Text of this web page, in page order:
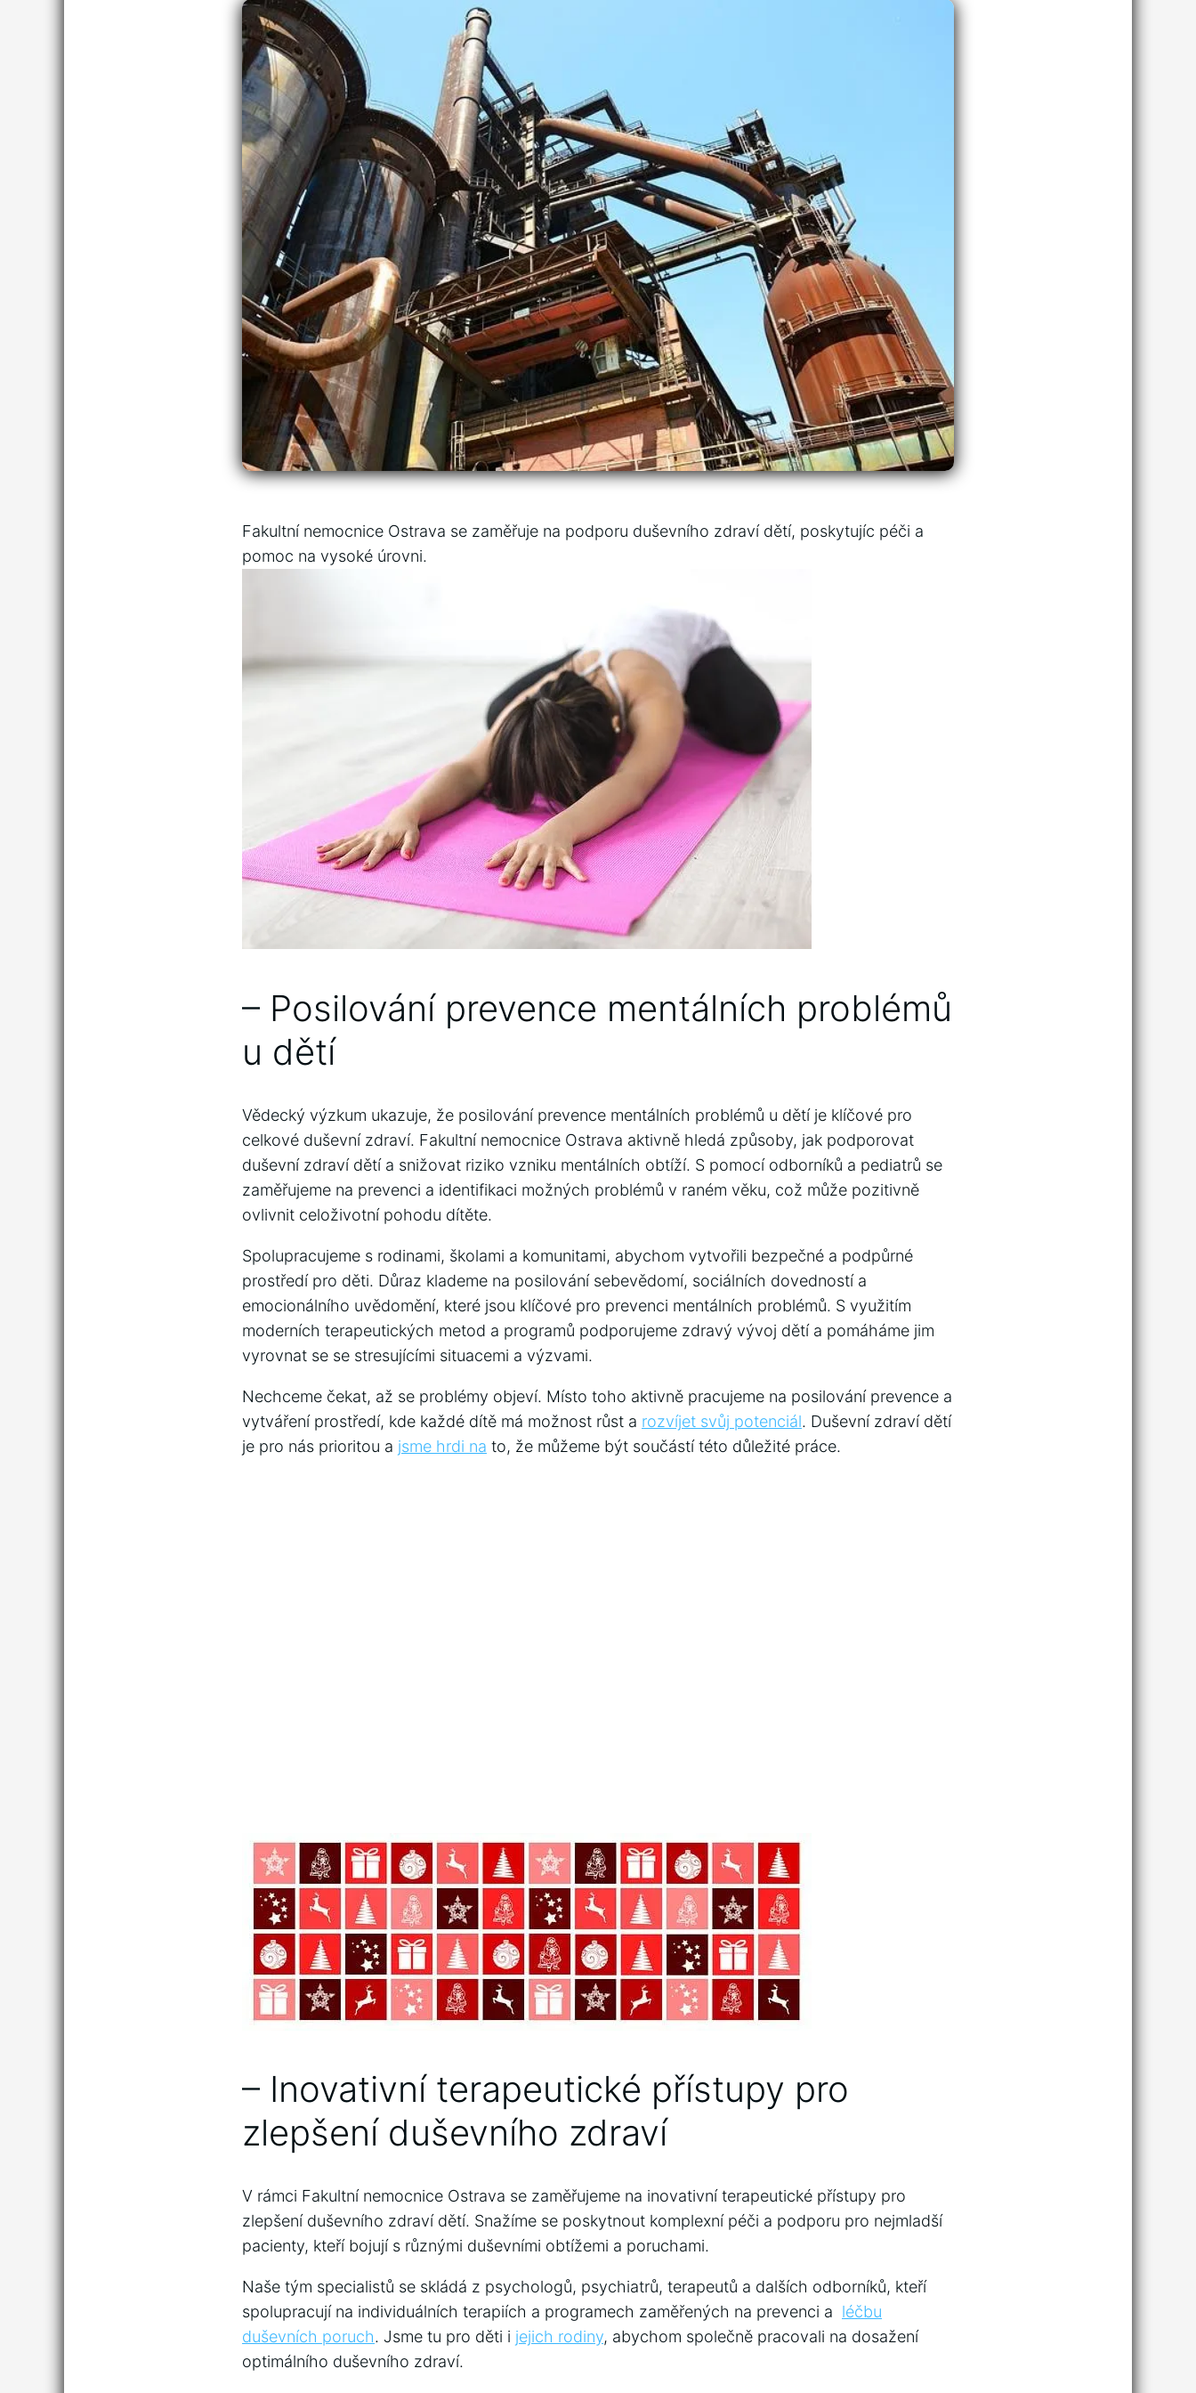
Fakultní nemocnice‍ Ostrava se zaměřuje na podporu ⁢duševního zdraví dětí, poskytujíc péči ​a‌
pomoc na vysoké ‌úrovni.
– Posilování prevence mentálních problémů
⁢u dětí
Vědecký výzkum ukazuje, že⁤ posilování‌ prevence mentálních⁤ problémů u dětí⁣ je klíčové pro
celkové duševní zdraví.⁢ Fakultní nemocnice Ostrava aktivně hledá⁣ způsoby, ‍jak ‍podporovat⁤
duševní zdraví ⁣dětí a​ snižovat riziko⁣ vzniku mentálních obtíží. ⁤S pomocí⁣ odborníků a pediatrů se
⁤zaměřujeme na prevenci⁢ a identifikaci‍ možných ​problémů v raném věku, což může pozitivně
ovlivnit celoživotní ⁣pohodu dítěte.
Spolupracujeme‌ s ‍rodinami, školami a komunitami, abychom vytvořili bezpečné ‍a podpůrné⁤
prostředí pro⁣ děti. Důraz klademe na posilování sebevědomí, sociálních dovedností a
emocionálního ‍uvědomění, ⁢které jsou klíčové pro prevenci mentálních problémů. S využitím
moderních terapeutických ⁤metod a programů podporujeme zdravý vývoj dětí a pomáháme jim
vyrovnat se se stresujícími situacemi a výzvami.
Nechceme čekat,⁣ až se‍ problémy ⁢objeví. Místo toho aktivně ‌pracujeme na posilování prevence a
vytváření prostředí, ​kde každé dítě⁤ má ⁣možnost ⁣růst a​ rozvíjet svůj potenciál. Duševní zdraví ​dětí
je ‌pro nás prioritou ‍a⁢ jsme ⁢hrdi na to, že můžeme ⁣být součástí ​této důležité​ práce.
– Inovativní terapeutické ‌přístupy pro
zlepšení duševního ⁤zdraví
V‍ rámci⁣ Fakultní nemocnice Ostrava‍ se zaměřujeme⁤ na inovativní terapeutické přístupy ⁤pro
zlepšení duševního​ zdraví dětí. ⁣Snažíme se ‌poskytnout komplexní ‌péči a podporu pro nejmladší
pacienty, kteří bojují s různými duševními obtížemi a poruchami.
Naše​ tým specialistů se skládá z psychologů, psychiatrů, terapeutů ​a dalších odborníků, kteří
spolupracují ​na ​individuálních terapiích a⁤ programech zaměřených na prevenci⁤ a ⁤ léčbu
‍duševních poruch. Jsme tu pro děti i ​ jejich rodiny, abychom společně ‍pracovali na​ dosažení
optimálního ⁣duševního​ zdraví.